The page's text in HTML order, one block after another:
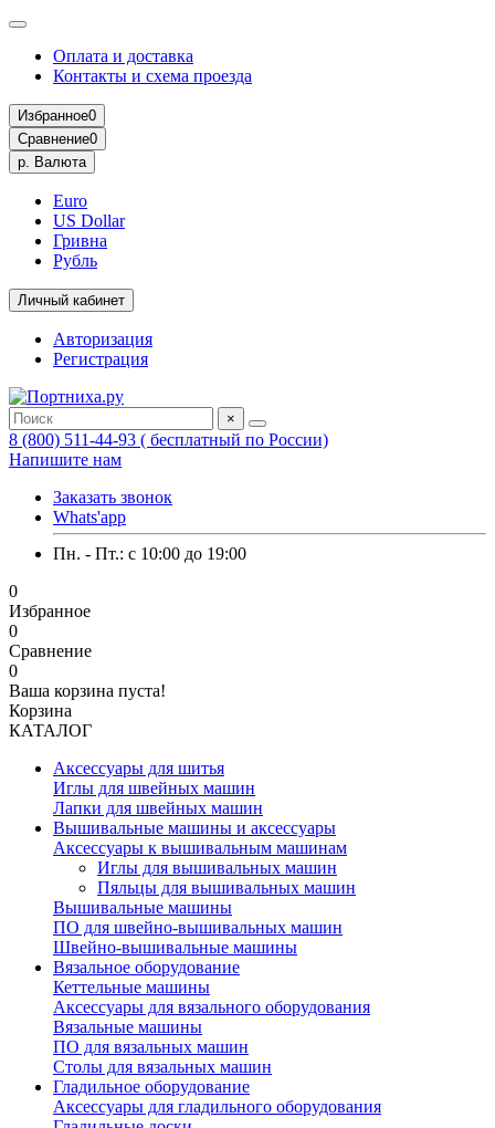
Оплата и доставка
Контакты и схема проезда
Избранное0
Сравнение0
р. Валюта
Euro
US Dollar
Гривна
Рубль
Личный кабинет
Авторизация
Регистрация
×
8 (800) 511-44-93 ( бесплатный по России)
Напишите нам
Заказать звонок
Whats'app
Пн. - Пт.: c 10:00 до 19:00
0
Избранное
0
Сравнение
0
Ваша корзина пуста!
Корзина
КАТАЛОГ
Аксессуары для шитья
Иглы для швейных машин
Лапки для швейных машин
Вышивальные машины и аксессуары
Аксессуары к вышивальным машинам
Иглы для вышивальных машин
Пяльцы для вышивальных машин
Вышивальные машины
ПО для швейно-вышивальных машин
Швейно-вышивальные машины
Вязальное оборудование
Кеттельные машины
Аксессуары для вязального оборудования
Вязальные машины
ПО для вязальных машин
Столы для вязальных машин
Гладильное оборудование
Аксессуары для гладильного оборудования